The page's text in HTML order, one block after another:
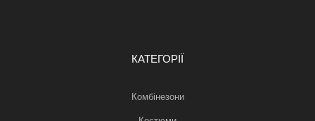
КАТЕГОРІЇ
Комбінезони